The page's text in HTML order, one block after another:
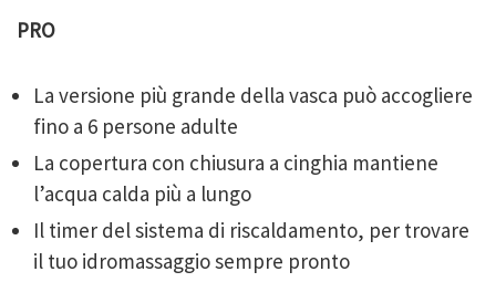
PRO
La versione più grande della vasca può accogliere
fino a 6 persone adulte
La copertura con chiusura a cinghia mantiene
l’acqua calda più a lungo
Il timer del sistema di riscaldamento, per trovare
il tuo idromassaggio sempre pronto